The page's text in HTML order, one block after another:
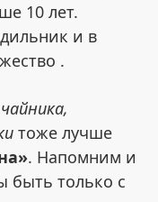
10 лет.
и в
.
чайника,
тоже лучше
. Напомним и
быть только с